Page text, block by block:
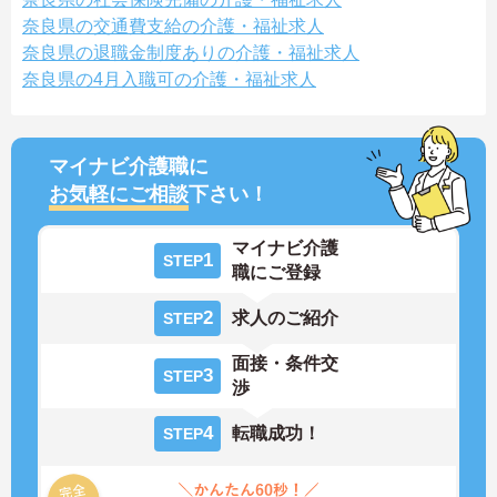
奈良県の交通費支給の介護・福祉求人
奈良県の退職金制度ありの介護・福祉求人
奈良県の4月入職可の介護・福祉求人
マイナビ介護職に
お気軽にご相談下さい！
STEP1
マイナビ介護
職にご登録
STEP2 求人のご紹介
STEP3
面接・条件交
渉
STEP4 転職成功！